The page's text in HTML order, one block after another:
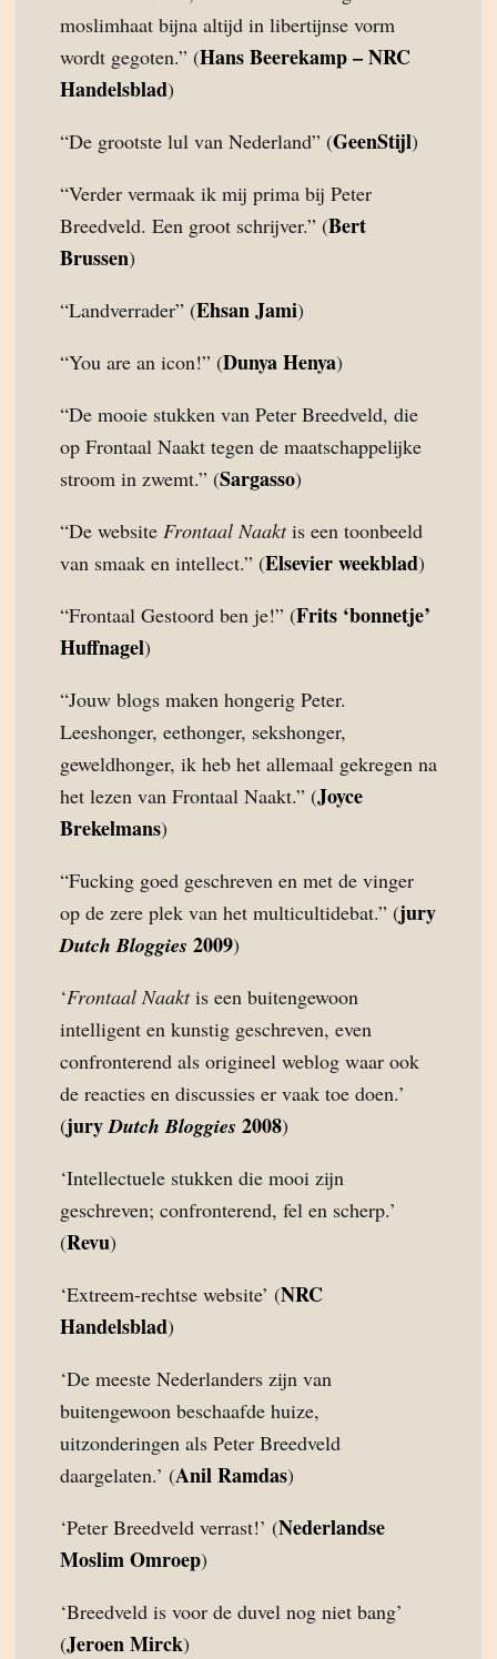
moslimhaat bijna altijd in libertijnse vorm
wordt gegoten.” (Hans Beerekamp – NRC
Handelsblad)
“De grootste lul van Nederland” (GeenStijl)
“Verder vermaak ik mij prima bij Peter
Breedveld. Een groot schrijver.” (Bert
Brussen)
“Landverrader” (Ehsan Jami)
“You are an icon!” (Dunya Henya)
“De mooie stukken van Peter Breedveld, die
op Frontaal Naakt tegen de maatschappelijke
stroom in zwemt.” (Sargasso)
“De website Frontaal Naaktis een toonbeeld
van smaak en intellect.” (Elsevier weekblad)
“Frontaal Gestoord ben je!” (Frits ‘bonnetje’
Huffnagel)
“Jouw blogs maken hongerig Peter.
Leeshonger, eethonger, sekshonger,
geweldhonger, ik heb het allemaal gekregen na
het lezen van Frontaal Naakt.” (Joyce
Brekelmans)
“Fucking goed geschreven en met de vinger
op de zere plek van het multicultidebat.” (jury
Dutch Bloggies 2009)
‘Frontaal Naaktis een buitengewoon
intelligent en kunstig geschreven, even
confronterend als origineel weblog waar ook
de reacties en discussies er vaak toe doen.’
(juryDutch Bloggies 2008)
‘Intellectuele stukken die mooi zijn
geschreven; confronterend, fel en scherp.’
(Revu)
‘Extreem-rechtse website’ (NRC
Handelsblad)
‘De meeste Nederlanders zijn van
buitengewoon beschaafde huize,
uitzonderingen als Peter Breedveld
daargelaten.’ (Anil Ramdas)
‘Peter Breedveld verrast!’ (Nederlandse
Moslim Omroep)
‘Breedveld is voor de duvel nog niet bang’
(Jeroen Mirck)